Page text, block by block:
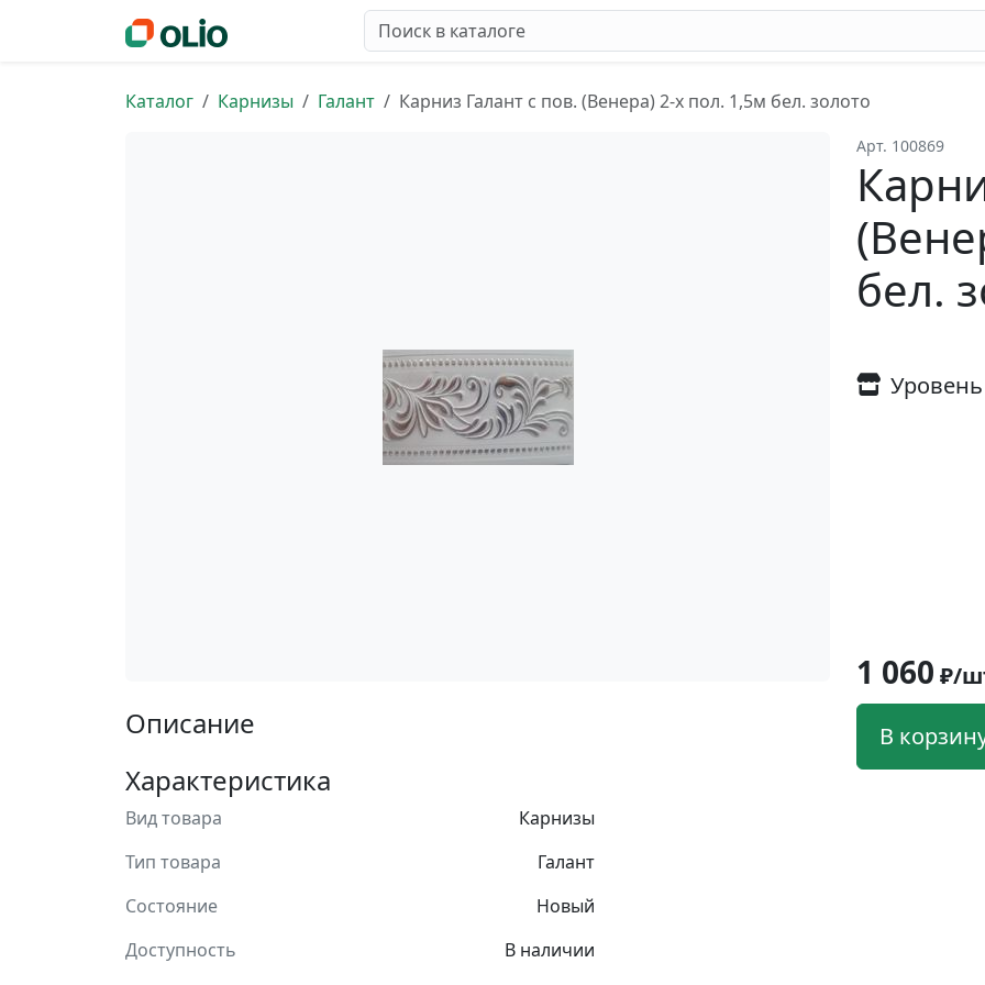
Каталог Карнизы Галант Карниз Галант с пов. (Венера) 2-х пол. 1,5м бел. золото
Описание
Характеристика
Вид товара
Карнизы
Тип товара
Галант
Состояние
Новый
Доступность
В наличии
Арт. 100869
бел.
1 060 ₽/
В